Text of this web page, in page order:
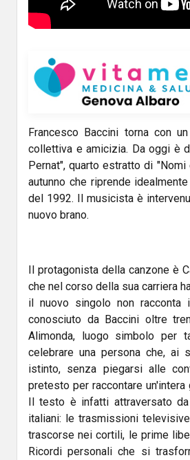
Francesco Baccini torna con
collettiva e amicizia. Da oggi è
Pernat", quarto estratto di
autunno che riprende
del 1992. Il musicista è
nuovo brano.
Il protagonista della canzone è
che nel corso della sua carriera
il nuovo singolo non
conosciuto da Baccini oltre
Alimonda, luogo simbolo per
celebrare una persona che, ai
istinto, senza piegarsi alle
pretesto per raccontare
Il testo è infatti attraversato da
italiani: le trasmissioni
trascorse nei cortili, le prime
Ricordi personali che si